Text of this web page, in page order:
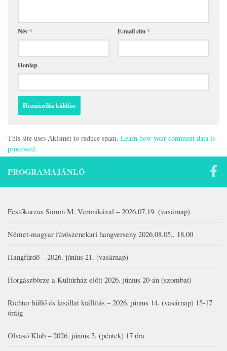
Név* E-mail cím*
Honlap
This site uses Akismet to reduce spam. Learn how your comment data is
processed.
PROGRAMAJÁNLÓ
Festőkurzus Simon M. Veronikával – 2026.07.19. (vasárnap)
Német-magyar fúvószenekari hangverseny 2026.08.05., 18.00
Hangfürdő – 2026. június 21. (vasárnap)
Horgászbörze a Kultúrház előtt 2026. június 20-án (szombat)
Richter hüllő és kisállat kiállítás – 2026. június 14. (vasárnap) 15-17
óráig
Olvasó Klub – 2026. június 5. (péntek) 17 óra